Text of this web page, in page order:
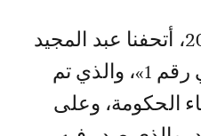
في أبريل من العام 2021، أتحفنا عبد المجيد
تبون بـ«القرار الرئاسي رقم 1»، والذي تم
الحكومة، وعلى